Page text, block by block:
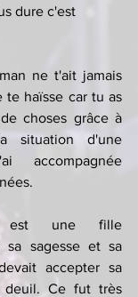
dure c'est
ne t'ait jamais
te haïsse car tu as
choses grâce à
situation d'une
accompagnée
est une fille
sa sagesse et sa
accepter sa
Ce fut très